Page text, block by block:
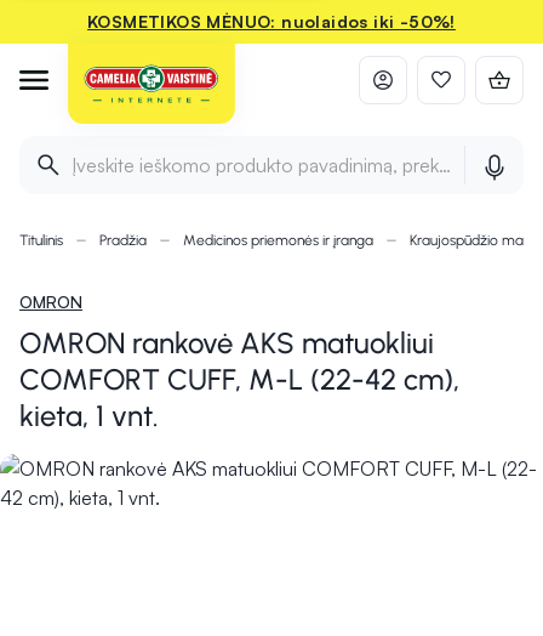
KOSMETIKOS MĖNUO: nuolaidos iki -50%!
Įveskite ieškomo produkto pavadinimą, prekės ženklą ir
Titulinis Pradžia Medicinos priemonės ir įranga Kraujospūdžio
OMRON
OMRON rankovė AKS matuokliui
COMFORT CUFF, M-L (22-42 cm),
kieta, 1 vnt.